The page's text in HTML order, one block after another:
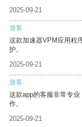
2025-09-21
游客
这款加速器VPM应用程
护。
2025-09-21
游客
这款app的客服非常专
作。
2025-09-21